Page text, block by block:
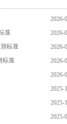
2026-
准
2026-
标准
2026-
标准
2026-
2026-
2025-
2025-
2025-